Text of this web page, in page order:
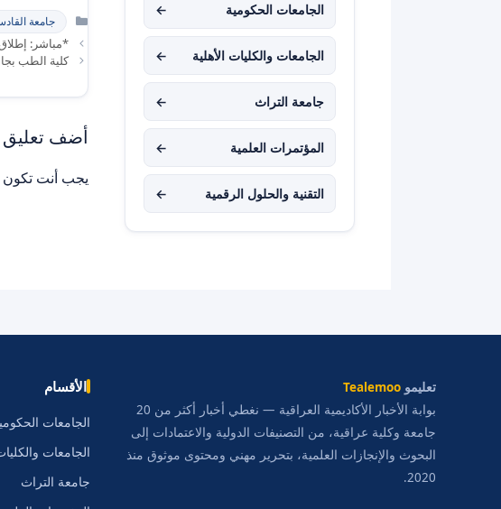
التصنيفات
جامعة
*مباشر:
كلية الطب
أضف تعليق
يجب أنت تكون
الجامعات الحكومية ←
الجامعات والكليات الأهلية ←
جامعة التراث ←
المؤتمرات العلمية ←
التقنية والحلول الرقمية ←
تعليمو Tealemoo
بوابة الأخبار الأكاديمية العراقية — نغطي أخبار أكثر من 20
جامعة وكلية عراقية، من التصنيفات الدولية والاعتمادات إلى
البحوث والإنجازات العلمية، بتحرير مهني ومحتوى موثوق منذ
2020.
الأقسام
الجامعات
الجامعات
جامعة التراث